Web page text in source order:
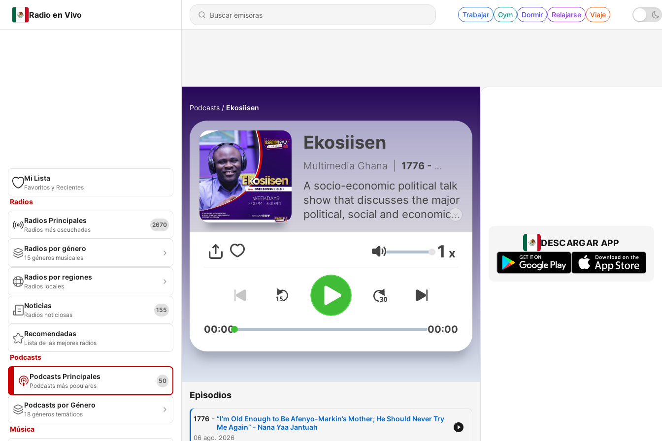
Radio en Vivo Trabajar Gym Dormir Relajarse Viaje
Mi Lista
Favoritos y Recientes
Radios
Radios Principales
Radios más escuchadas
2670
Radios por género
15 géneros musicales
Radios por regiones
Radios locales
Noticias
Radios noticiosas
155
Recomendadas
Lista de las mejores radios
Podcasts
Podcasts Principales
Podcasts más populares
50
Podcasts por Género
18 géneros temáticos
Música
Podcasts Ekosiisen
Ekosiisen
Multimedia Ghana 1776 - “I’m Old Enough to Be Afenyo-Markin’s Mother; He Should Never Try Me Again” - Nana Yaa Jantuah
A socio-economic political talk
show that discusses the major
political, social and economic
Volumen 1 x
00:00 00:00
Episodios
1776 - “I’m Old Enough to Be Afenyo-Markin’s Mother; He Should Never Try
Me Again” - Nana Yaa Jantuah
06 ago. 2026
DESCARGAR APP